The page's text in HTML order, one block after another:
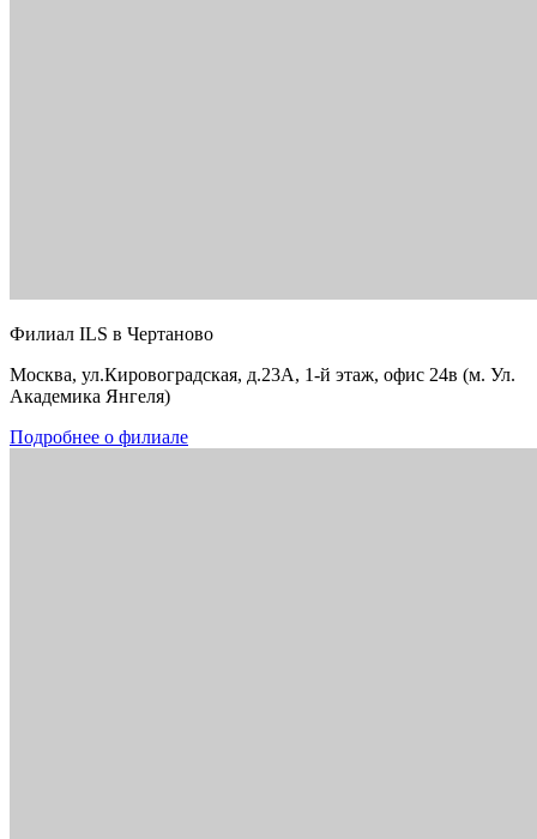
Филиал ILS в Чертаново
Москва, ул.Кировоградская, д.23А, 1-й этаж, офис 24в (м. Ул.
Академика Янгеля)
Подробнее о филиале